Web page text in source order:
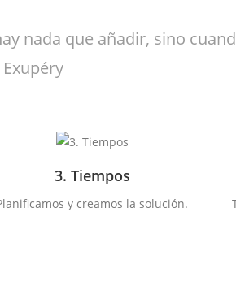
nada que añadir, sino
3. Tiempos
y creamos la solución.